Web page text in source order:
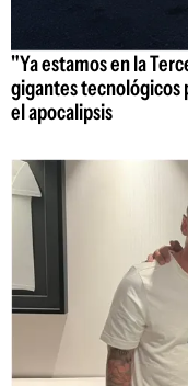
"Ya estamos en la
gigantes tecnológicos
el apocalipsis